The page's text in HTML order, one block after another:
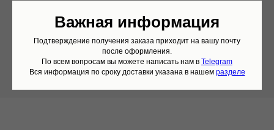
Важная информация
Подтверждение получения заказа приходит на вашу почту
после оформления.
По всем вопросам вы можете написать нам в Telegram
Вся информация по сроку доставки указана в нашем разделе
взять их на работу, в поход или пользоваться ими
дома, когда у вас нет времени или желания возиться с
туркой и ждать, когда напиток приготовится. Пришло
время попробовать новый способ заваривания
настоящего молотого кофе!